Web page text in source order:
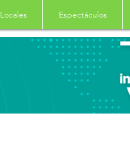
Locales Espectáculos